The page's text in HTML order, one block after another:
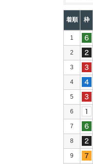
着順 枠
1
2
3
4
5
6
7
8
9